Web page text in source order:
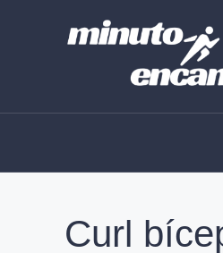
Curl